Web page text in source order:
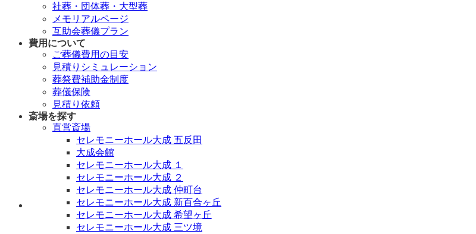
年中無休 / 24時間
社葬・団体葬・大型葬
メモリアルページ
互助会葬儀プラン
費用について
ご葬儀費用の目安
見積りシミュレーション
葬祭費補助金制度
葬儀保険
見積り依頼
斎場を探す
直営斎場
セレモニーホール大成 五反田
大成会館
セレモニーホール大成 １
セレモニーホール大成 ２
セレモニーホール大成 仲町台
セレモニーホール大成 新百合ヶ丘
セレモニーホール大成 希望ヶ丘
セレモニーホール大成 三ツ境